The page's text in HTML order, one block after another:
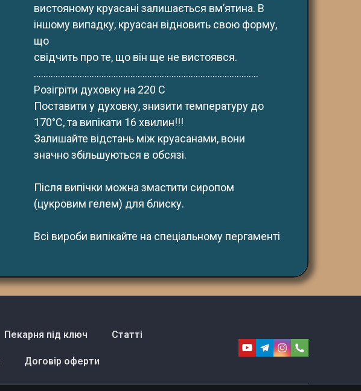
вистояному круасані залишається вм’ятина. В
іншому випадку, круасан відновить свою форму,
що
свідчить про те, що він ще не вистоявся.
.............................................................................................
Розігріти духовку на 220 С
Поставити у духовку, знизити температуру до
170°С, та випікати 16 хвилин!!!
Залишайте відстань між круасанами, вони
значно збільшуються в обсязі.
Після випічки можна змастити сиропом
(цукровим гелем) для блиску.
Всі вироби випікайте на спеціальному пергаменті
Пекарня під ключ Статті
Договір оферти